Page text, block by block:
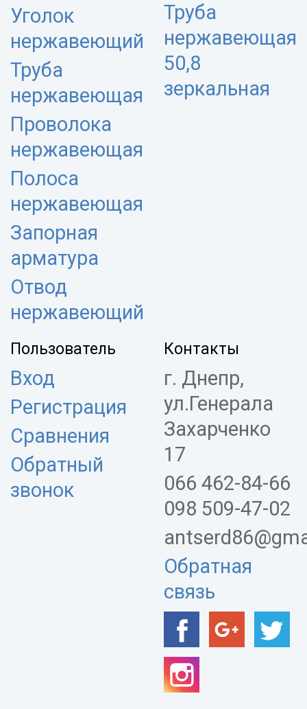
Уголок
нержавеющий
Труба
нержавеющая
Проволока
нержавеющая
Полоса
нержавеющая
Запорная
арматура
Отвод
нержавеющий
Труба
нержавеющая
50,8
зеркальная
Пользователь
Вход
Регистрация
Сравнения
Обратный
звонок
Контакты
г. Днепр,
ул.Генерала
Захарченко
17
066 462-84-66
098 509-47-02
Обратная
связь